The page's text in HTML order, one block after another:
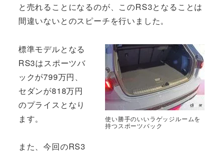
と売れることになるのが、このRS3となることは
間違いないとのスピーチを行いました。
使い勝手のいいラゲッジルームを
持つスポーツバック
標準モデルとなる
RS3はスポーツバ
ックが799万円、
セダンが818万円
のプライスとなり
ます。
また、今回のRS3